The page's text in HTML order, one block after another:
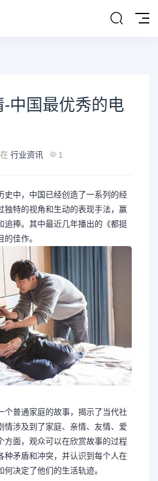
中国最优秀的电
行业资讯 1
史中，中国已经创造了一系列的经
独特的视角和生动的表现手法，赢
追捧。其中最近几年播出的《都挺
佳作。
个普通家庭的故事，揭示了当代社
情涉及到了家庭、亲情、友情、爱
方面，观众可以在欣赏故事的过程
种矛盾和冲突，并认识到每个人在
决定了他们的生活轨迹。